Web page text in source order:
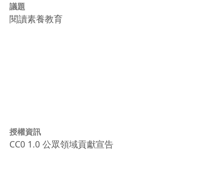
議題
閱讀素養教育
授權資訊
CC0 1.0 公眾領域貢獻宣告